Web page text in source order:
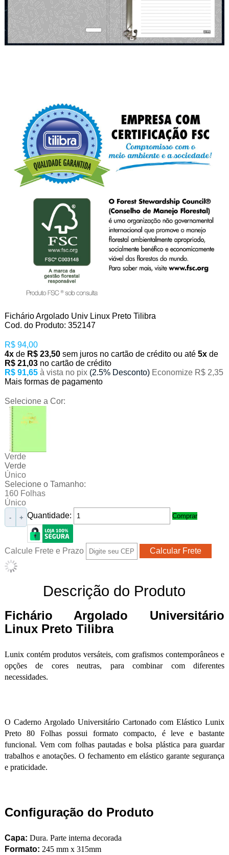
Fichário Argolado Univ Linux Preto Tilibra
Cod. do Produto: 352147
R$ 94,00
4xde R$ 23,50 sem juros no cartão de crédito ou até 5xde
R$ 21,03no cartão de crédito
R$ 91,65 à vista no pix (2.5% Desconto) Economize R$ 2,35
Mais formas de pagamento
Selecione a Cor:
Verde
Verde
Único
Selecione o Tamanho:
160 Folhas
Único
Quantidade:
- + Comprar
Calcule Frete e Prazo
Descrição do Produto
Fichário Argolado Universitário
Linux Preto Tilibra
Lunix contém produtos versáteis, com grafismos contemporâneos e
opções de cores neutras, para combinar com diferentes
necessidades.
O Caderno Argolado Universitário Cartonado com Elástico Lunix
Preto 80 Folhas possui formato compacto, é leve e bastante
funcional. Vem com folhas pautadas e bolsa plástica para guardar
trabalhos e anotações. O fechamento em elástico garante segurança
e praticidade.
Configuração do Produto
Capa: Dura. Parte interna decorada
Formato: 245 mm x 315mm